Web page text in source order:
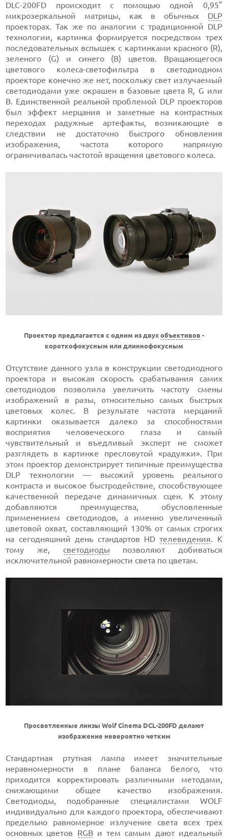
DLC-200FD происходит с помощью одной 0,95"
микрозеркальной матрицы, как в обычных DLP
проекторах. Так же по аналогии с традиционной DLP
технологии, картинка формируется посредством трех
последовательных вспышек с картинками красного (R),
зеленого (G) и синего (B) цветов. Вращающегося
цветового колеса-светофильтра в светодиодном
проекторе конечно же нет, поскольку свет излучаемый
светодиодами уже окрашен в базовые цвета R, G или
B. Единственной реальной проблемой DLP проекторов
был эффект мерцания и заметные на контрастных
переходах радужные артефакты, возникающие в
следствии не достаточно быстрого обновления
изображения, частота которого напрямую
ограничивалась частотой вращения цветового колеса.
Проектор предлагается с одним из двух объективов -
короткофокусным или длиннофокусным
Отсутствие данного узла в конструкции светодиодного
проектора и высокая скорость срабатывания самих
светодиодов позволила увеличить частоту смены
изображений в разы, относительно самых быстрых
цветовых колес. В результате частота мерцаний
картинки оказывается далеко за способностями
восприятия человеческого глаза и самый
чувствительный и въедливый эксперт не сможет
разглядеть в картинке пресловутой «радужки». При
этом проектор демонстрирует типичные преимущества
DLP технологии — высокий уровень реального
контраста и высокое быстродействие, способствующее
качественной передаче динамичных сцен. К этому
добавляются преимущества, обусловленные
применением светодиодов, а именно увеличенный
цветовой охват, составляющий 130% от самых строгих
на сегодняшний день стандартов HDтелевидения . К
тому же, светодиоды позволяют добиваться
исключительной равномерности света по цветам.
Просветленные линзы Wolf Cinema DCL-200FD делают
изображение невероятно четким
Стандартная ртутная лампа имеет значительные
неравномерности в плане баланса белого, что
приходится корректировать различными методами,
снижающими общее качество изображения.
Светодиоды, подобранные специалистами WOLF
индивидуально для каждого проектора, обеспечивают
предельно равномерное излучение света всех трех
основных цветов RGBи тем самым дают идеальный